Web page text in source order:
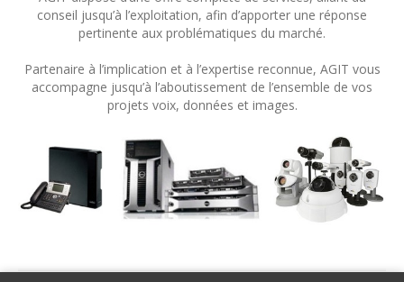
conseil jusqu’à l’exploitation, afin d’apporter une réponse
pertinente aux problématiques du marché.
Partenaire à l’implication et à l’expertise reconnue, AGIT vous
accompagne jusqu’à l’aboutissement de l’ensemble de vos
projets voix, données et images.